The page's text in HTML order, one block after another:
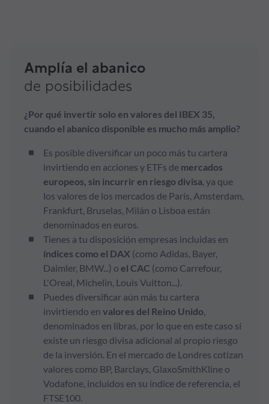
Amplía el abanico
de posibilidades
¿Por qué invertir solo en valores del IBEX 35,
cuando el abanico disponible es mucho más amplio?
Es posible diversificar un poco más tu cartera
invirtiendo en acciones y ETFs de mercados
europeos, sin incurrir en riesgo divisa, ya que
los valores de los mercados de París, Amsterdam,
Frankfurt, Bruselas, Milán o Lisboa están
denominados en euros.
Tienes a tu disposición empresas incluidas en
índices como el DAX (como Adidas, Bayer,
Daimler, BMW...) o el CAC (como Carrefour,
L'Oreal, Michelin, Louis Vuitton...).
Puedes diversificar aún más tu cartera
invirtiendo en valores del Reino Unido,
denominados en libras, por lo que en este caso sí
existe un riesgo divisa adicional al propio riesgo
de la inversión. En el mercado de Londres cotizan
valores como BP, Barclays, GlaxoSmithKline o
Vodafone, incluidos en su índice de referencia, el
FTSE100.